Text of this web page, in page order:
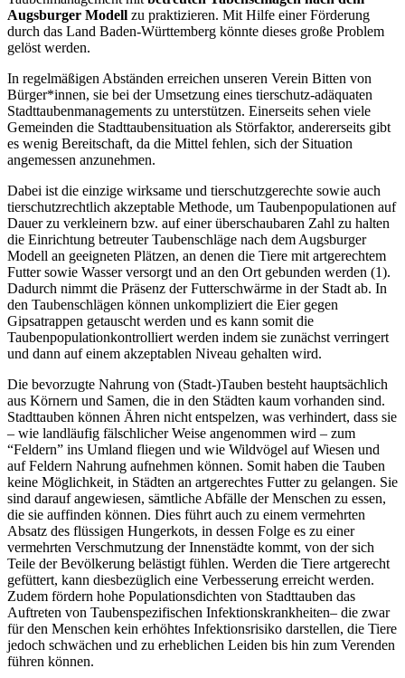
Augsburger Modell zu praktizieren. Mit Hilfe einer Förderung
durch das Land Baden-Württemberg könnte dieses große Problem
gelöst werden.
In regelmäßigen Abständen erreichen unseren Verein Bitten von
Bürger*innen, sie bei der Umsetzung eines tierschutz-adäquaten
Stadttaubenmanagements zu unterstützen. Einerseits sehen viele
Gemeinden die Stadttaubensituation als Störfaktor, andererseits gibt
es wenig Bereitschaft, da die Mittel fehlen, sich der Situation
angemessen anzunehmen.
Dabei ist die einzige wirksame und tierschutzgerechte sowie auch
tierschutzrechtlich akzeptable Methode, um Taubenpopulationen auf
Dauer zu verkleinern bzw. auf einer überschaubaren Zahl zu halten
die Einrichtung betreuter Taubenschläge nach dem Augsburger
Modell an geeigneten Plätzen, an denen die Tiere mit artgerechtem
Futter sowie Wasser versorgt und an den Ort gebunden werden (1).
Dadurch nimmt die Präsenz der Futterschwärme in der Stadt ab. In
den Taubenschlägen können unkompliziert die Eier gegen
Gipsatrappen getauscht werden und es kann somit die
Taubenpopulationkontrolliert werden indem sie zunächst verringert
und dann auf einem akzeptablen Niveau gehalten wird.
Die bevorzugte Nahrung von (Stadt-)Tauben besteht hauptsächlich
aus Körnern und Samen, die in den Städten kaum vorhanden sind.
Stadttauben können Ähren nicht entspelzen, was verhindert, dass sie
– wie landläufig fälschlicher Weise angenommen wird – zum
“Feldern” ins Umland fliegen und wie Wildvögel auf Wiesen und
auf Feldern Nahrung aufnehmen können. Somit haben die Tauben
keine Möglichkeit, in Städten an artgerechtes Futter zu gelangen. Sie
sind darauf angewiesen, sämtliche Abfälle der Menschen zu essen,
die sie auffinden können. Dies führt auch zu einem vermehrten
Absatz des flüssigen Hungerkots, in dessen Folge es zu einer
vermehrten Verschmutzung der Innenstädte kommt, von der sich
Teile der Bevölkerung belästigt fühlen. Werden die Tiere artgerecht
gefüttert, kann diesbezüglich eine Verbesserung erreicht werden.
Zudem fördern hohe Populationsdichten von Stadttauben das
Auftreten von Taubenspezifischen Infektionskrankheiten– die zwar
für den Menschen kein erhöhtes Infektionsrisiko darstellen, die Tiere
jedoch schwächen und zu erheblichen Leiden bis hin zum Verenden
führen können.